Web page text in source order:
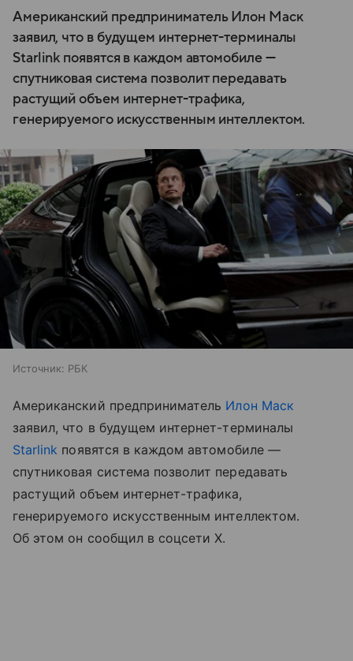
Американский предприниматель Илон Маск
заявил, что в будущем интернет-терминалы
Starlink появятся в каждом автомобиле —
спутниковая система позволит передавать
растущий объем интернет-трафика,
генерируемого искусственным интеллектом.
Источник: РБК
Американский предприниматель Илон Маск
заявил, что в будущем интернет-терминалы
Starlink появятся в каждом автомобиле —
спутниковая система позволит передавать
растущий объем интернет-трафика,
генерируемого искусственным интеллектом.
Об этом он сообщил в соцсети Х.